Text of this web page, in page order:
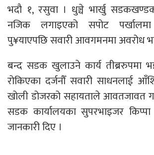
भदौ १, रसुवा । धुञ्चे भार्खु
नजिक लगाइएको सपोट पर्खालमा
पु¥याएपछि सवारी आवगमनमा अवरोध
बन्द सडक खुलाउने कार्य तीब्ररुपमा
रोकिएका दर्जनौँ सवारी साधनलाई
खोली डोजरको सहायताले आवतजावत
सडक कार्यालयका सुपरभाइजर
जानकारी दिए ।